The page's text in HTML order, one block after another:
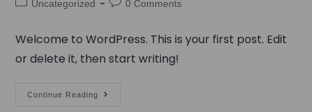
Uncategorized 0 Comments
Welcome to WordPress. This is your first post. Edit
or delete it, then start writing!
Continue Reading